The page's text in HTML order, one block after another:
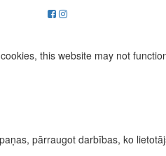
this website may not
pārraugot darbības, ko